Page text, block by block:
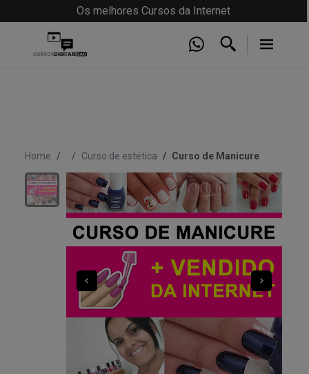
Os melhores Cursos da Internet
Home Curso de estética Curso de Manicure